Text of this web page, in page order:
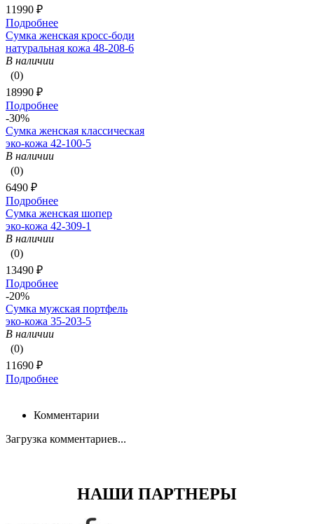
11990 ₽
Подробнее
Сумка женская кросс-боди
натуральная кожа 48-208-6
В наличии
(0)
18990 ₽
Подробнее
-30%
Сумка женская классическая
эко-кожа 42-100-5
В наличии
(0)
6490 ₽
Подробнее
Сумка женская шопер
эко-кожа 42-309-1
В наличии
(0)
13490 ₽
Подробнее
-20%
Сумка мужская портфель
эко-кожа 35-203-5
В наличии
(0)
11690 ₽
Подробнее
Комментарии
Загрузка комментариев...
НАШИ ПАРТНЕРЫ